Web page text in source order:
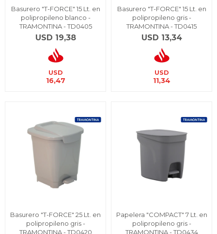
Basurero "T-FORCE" 15 Lt. en
polipropileno blanco -
TRAMONTINA - TD0405
USD 19,38
USD
16,47
Basurero "T-FORCE" 15 Lt. en
polipropileno gris -
TRAMONTINA - TD0415
USD 13,34
USD
11,34
Basurero "T-FORCE" 25 Lt. en
polipropileno gris -
TRAMONTINA - TD0420
Papelera "COMPACT" 7 Lt. en
polipropileno gris -
TRAMONTINA - TD0434